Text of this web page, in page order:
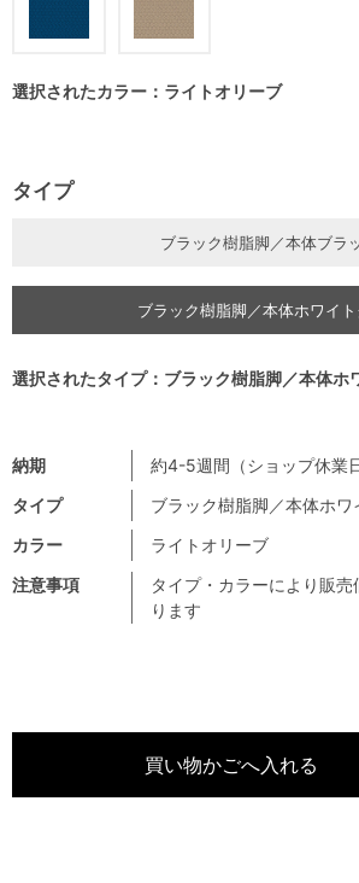
注意事項
タイプ・カラーにより販
ります
納期
約4-5週間（ショップ休業
タイプ
ブラック樹脂脚／本体ホワ
カラー
ライトオリーブ
選択されたカラー：ライトオリーブ
タイプ
ブラック樹脂脚／本体ブラ
ブラック樹脂脚／本体ホワイ
選択されたタイプ：ブラック樹脂脚／本体ホ